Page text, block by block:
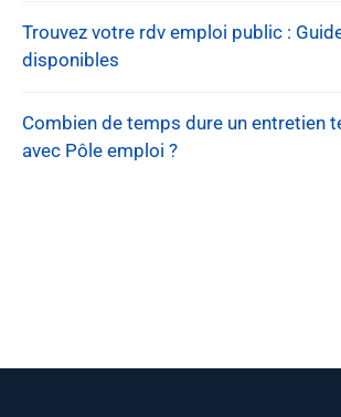
Trouvez votre rdv emploi public :
disponibles
Combien de temps dure un entretien
avec Pôle emploi ?